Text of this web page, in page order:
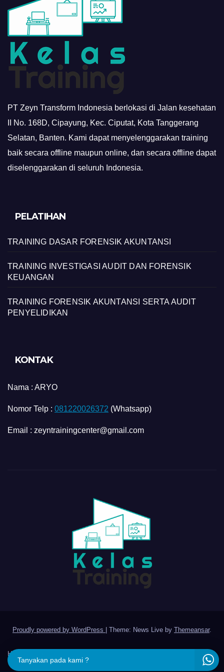
PT Zeyn Transform Indonesia berlokasi di Jalan kesehatan
II No. 168D, Cipayung, Kec. Ciputat, Kota Tanggerang
Selatan, Banten. Kami dapat menyelenggarakan training
baik secara offline maupun online, dan secara offline dapat
diselenggarakan di seluruh Indonesia.
PELATIHAN
TRAINING DASAR FORENSIK AKUNTANSI
TRAINING INVESTIGASI AUDIT DAN FORENSIK
KEUANGAN
TRAINING FORENSIK AKUNTANSI SERTA AUDIT
PENYELIDIKAN
KONTAK
Nama : ARYO
Nomor Telp : 081220026372 (Whatsapp)
Email : zeyntrainingcenter@gmail.com
Proudly powered by WordPress | Theme: News Live by Themeansar.
Home
Tanyakan pada kami ?